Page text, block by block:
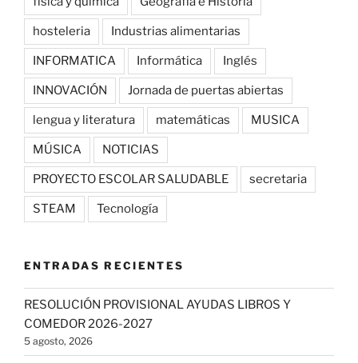
hosteleria Industrias alimentarias
INFORMATICA Informática Inglés
INNOVACIÓN Jornada de puertas abiertas
lengua y literatura matemáticas MUSICA
MÚSICA NOTICIAS
PROYECTO ESCOLAR SALUDABLE secretaria
STEAM Tecnología
ENTRADAS RECIENTES
RESOLUCIÓN PROVISIONAL AYUDAS LIBROS Y
COMEDOR 2026-2027
5 agosto, 2026